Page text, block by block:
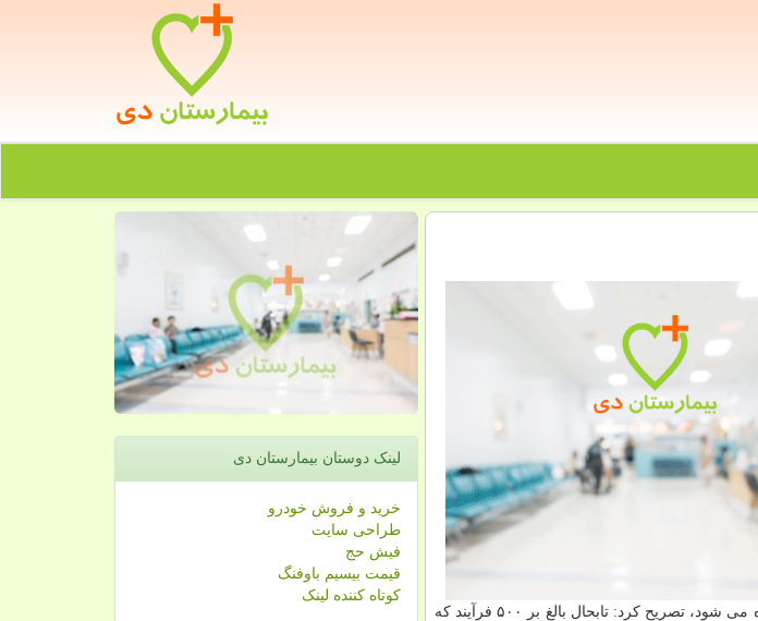
سال آینده بالغ بر ۲ هزار تخت بیمارستانی به مجموع تخت های بیمارستانی استان تهران افزوده می شود، تصریح كرد: تابحال بالغ بر ۵۰۰ فرآیند كه
لینک دوستان بیمارستان دی
خرید و فروش خودرو
طراحی سایت
فیش حج
قیمت بیسیم باوفنگ
کوتاه کننده لینک